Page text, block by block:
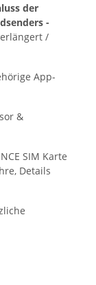
der
-
/
App-
&
SIM Karte
Details